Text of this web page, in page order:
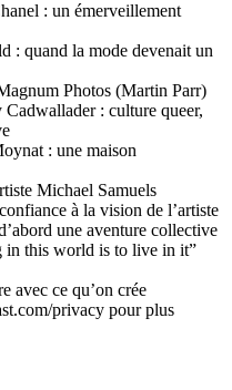
: un émerveillement
: quand la mode devenait un
Photos (Martin Parr)
: culture queer,
: une maison
Michael Samuels
à la vision de l’artiste
une aventure collective
in this world is to live in it”
avec ce qu’on crée
privacy pour plus